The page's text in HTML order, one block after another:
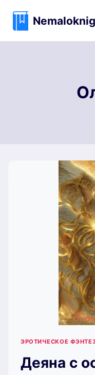
содержимому
ЭРОТИЧЕСКОЕ
Деяна с